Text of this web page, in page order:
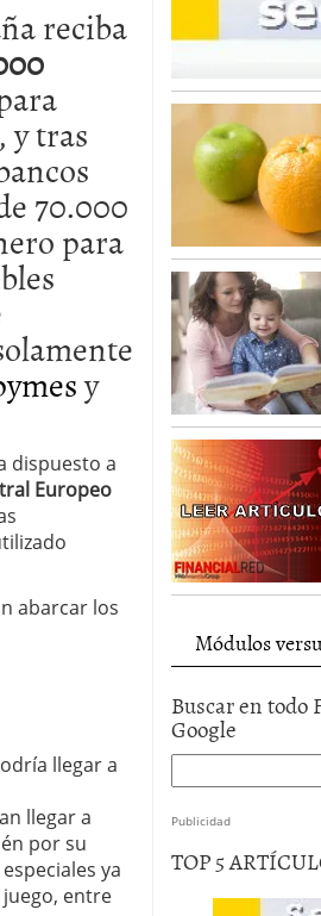
online
2025
sin
reciba
y tras
70.000
para
y
dispuesto a
Europeo
abarcar los
llegar a
llegar a
por su
ya
entre
Módulos
Buscar en todo
Google
Publicidad
TOP 5